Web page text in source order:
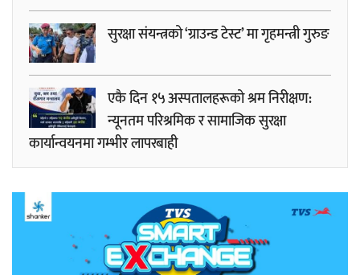
सुरक्षा संयन्त्रको ‘ग्राउन्ड टेस्ट’ मा गृहमन्त्री गुरुङ
एकै दिन १५ अस्पतालहरूको श्रम निरीक्षण:
न्यूनतम परिश्रमिक र सामाजिक सुरक्षा
कार्यान्वयनमा गम्भीर लापरबाही